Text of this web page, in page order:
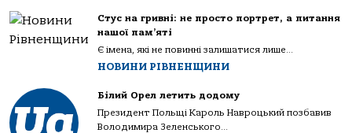
Стус на гривні: не просто портрет, а питання
нашої пам’яті
Є імена, які не повинні залишатися лише...
НОВИНИ РІВНЕНЩИНИ
Білий Орел летить додому
Президент Польщі Кароль Навроцький позбавив
Володимира Зеленського...